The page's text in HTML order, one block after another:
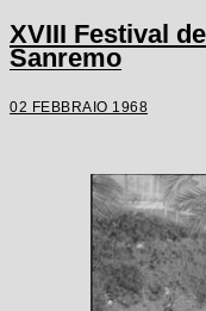
XVIII Festival
Sanremo
02 FEBBRAIO 1968